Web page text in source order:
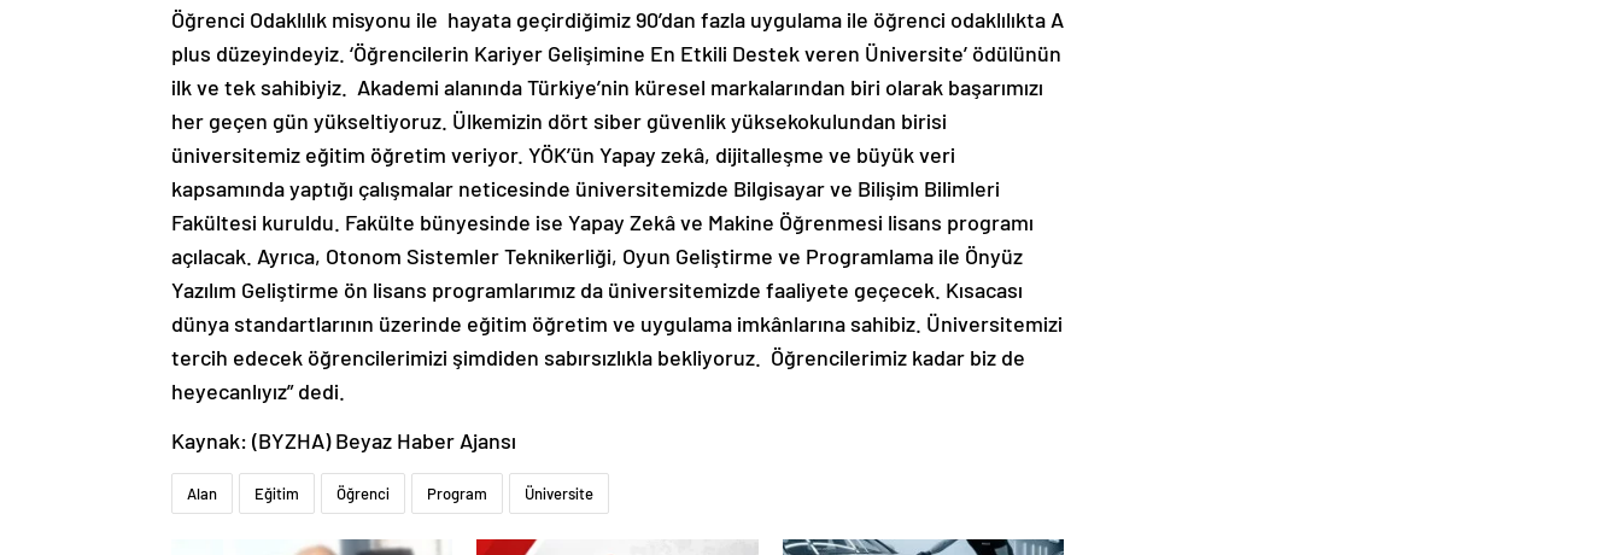
Öğrenci Odaklılık misyonu ile hayata geçirdiğimiz 90’dan fazla uygulama ile öğrenci odaklılıkta A
plus düzeyindeyiz. ‘Öğrencilerin Kariyer Gelişimine En Etkili Destek veren Üniversite’ ödülünün
ilk ve tek sahibiyiz. Akademi alanında Türkiye’nin küresel markalarından biri olarak başarımızı
her geçen gün yükseltiyoruz. Ülkemizin dört siber güvenlik yüksekokulundan birisi
üniversitemiz eğitim öğretim veriyor. YÖK’ün Yapay zekâ, dijitalleşme ve büyük veri
kapsamında yaptığı çalışmalar neticesinde üniversitemizde Bilgisayar ve Bilişim Bilimleri
Fakültesi kuruldu. Fakülte bünyesinde ise Yapay Zekâ ve Makine Öğrenmesi lisans programı
açılacak. Ayrıca, Otonom Sistemler Teknikerliği, Oyun Geliştirme ve Programlama ile Önyüz
Yazılım Geliştirme ön lisans programlarımız da üniversitemizde faaliyete geçecek. Kısacası
dünya standartlarının üzerinde eğitim öğretim ve uygulama imkânlarına sahibiz. Üniversitemizi
tercih edecek öğrencilerimizi şimdiden sabırsızlıkla bekliyoruz. Öğrencilerimiz kadar biz de
heyecanlıyız” dedi.
Kaynak: (BYZHA) Beyaz Haber Ajansı
Alan Eğitim Öğrenci Program Üniversite